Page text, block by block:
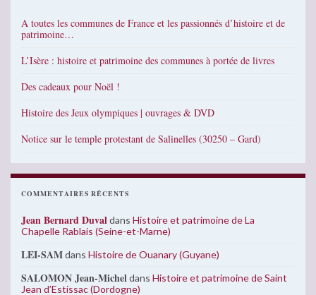
A toutes les communes de France et les passionnés d’histoire et de
patrimoine…
L’Isère : histoire et patrimoine des communes à portée de livres
Des cadeaux pour Noël !
Histoire des Jeux olympiques | ouvrages & DVD
Notice sur le temple protestant de Salinelles (30250 – Gard)
COMMENTAIRES RÉCENTS
Jean Bernard Duvaldans Histoire et patrimoine de La
Chapelle Rablais (Seine-et-Marne)
LEI-SAMdans Histoire de Ouanary (Guyane)
SALOMON Jean-Micheldans Histoire et patrimoine de Saint
Jean d’Estissac (Dordogne)